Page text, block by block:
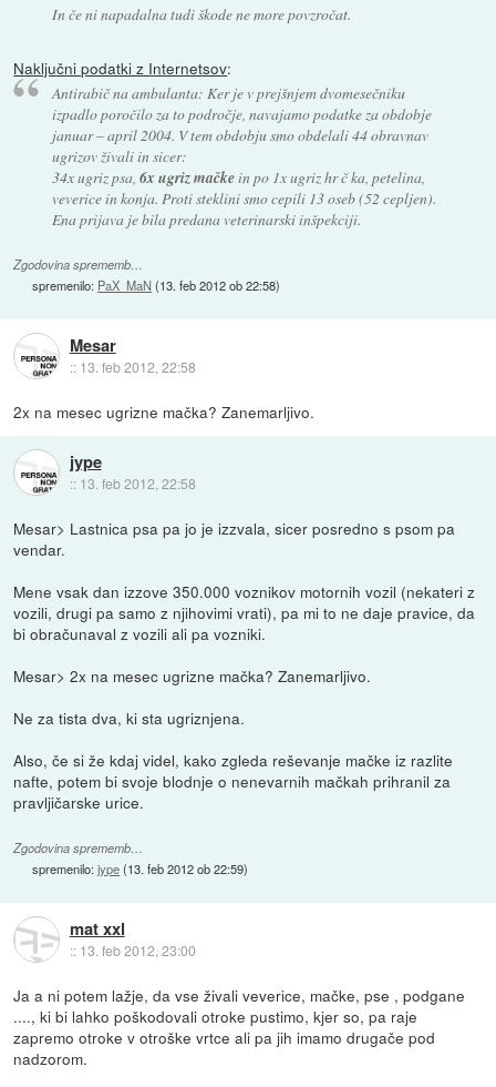
In če ni napadalna tudi škode ne more povzročat.
Naključni podatki z Internetsov:
Antirabič na ambulanta: Ker je v prejšnjem dvomesečniku
izpadlo poročilo za to področje, navajamo podatke za obdobje
januar – april 2004. V tem obdobju smo obdelali 44 obravnav
ugrizov živali in sicer:
34x ugriz psa, 6x ugriz mačkein po 1x ugriz hr č ka, petelina,
veverice in konja. Proti steklini smo cepili 13 oseb (52 cepljen).
Ena prijava je bila predana veterinarski inšpekciji.
Zgodovina sprememb…
spremenilo: PaX_MaN (13. feb 2012 ob 22:58)
Mesar
:: 13. feb 2012, 22:58
2x na mesec ugrizne mačka? Zanemarljivo.
jype
:: 13. feb 2012, 22:58
Mesar> Lastnica psa pa jo je izzvala, sicer posredno s psom pa
vendar.
Mene vsak dan izzove 350.000 voznikov motornih vozil (nekateri z
vozili, drugi pa samo z njihovimi vrati), pa mi to ne daje pravice, da
bi obračunaval z vozili ali pa vozniki.
Mesar> 2x na mesec ugrizne mačka? Zanemarljivo.
Ne za tista dva, ki sta ugriznjena.
Also, če si že kdaj videl, kako zgleda reševanje mačke iz razlite
nafte, potem bi svoje blodnje o nenevarnih mačkah prihranil za
pravljičarske urice.
Zgodovina sprememb…
spremenilo:jype(13. feb 2012 ob 22:59)
mat xxl
:: 13. feb 2012, 23:00
Ja a ni potem lažje, da vse živali veverice, mačke, pse , podgane
...., ki bi lahko poškodovali otroke pustimo, kjer so, pa raje
zapremo otroke v otroške vrtce ali pa jih imamo drugače pod
nadzorom.